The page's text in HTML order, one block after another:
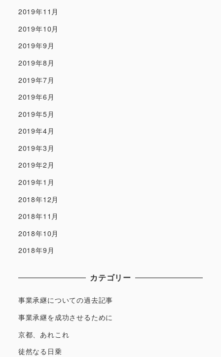
2019年11月
2019年10月
2019年9月
2019年8月
2019年7月
2019年6月
2019年5月
2019年4月
2019年3月
2019年2月
2019年1月
2018年12月
2018年11月
2018年10月
2018年9月
カテゴリー
事業承継についての過去記事
事業承継を成功させるために
京都、あれこれ
徒然なる日乗